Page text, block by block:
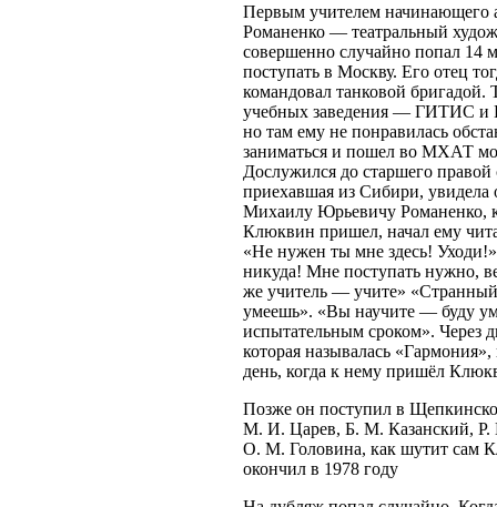
Первым учителем начинающего
Романенко — театральный
совершенно случайно попал 14
поступать в Москву. Его отец
командовал танковой бригадой.
учебных заведения — ГИТИС
но там ему не понравилась
заниматься и пошел во МХАТ
Дослужился до старшего
приехавшая из Сибири, увидела
Михаилу Юрьевичу Романенко,
Клюквин пришел, начал ему
«Не нужен ты мне здесь!
никуда! Мне поступать нужно,
же учитель — учите»
умеешь». «Вы научите — буду
испытательным сроком». Через
которая называлась
день, когда к нему пришёл
Позже он поступил в
М. И. Царев, Б. М. Казанский, Р.
О. М. Головина, как шутит сам
окончил в 1978 году